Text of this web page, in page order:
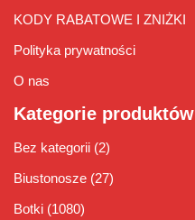
KODY RABATOWE I ZNIŻKI
Polityka prywatności
O nas
Kategorie produktów
Bez kategorii (2)
Biustonosze (27)
Botki (1080)